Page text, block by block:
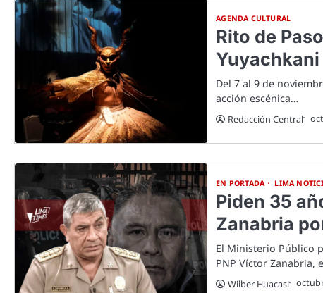
AGENDA CULTURAL
Rito de
Yuyachkani
Del 7 al 9 de
acción escénica…
Redacción Central
EN PORTADA LIMA
Piden 35
Zanabria
El Ministerio Público
PNP Víctor Zanabria,
Wilber Huacasi